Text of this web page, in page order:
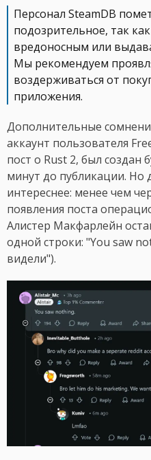
Персонал SteamDB
подозрительное, так
вредоносным или
Мы рекомендуем
воздерживаться от
приложения.
Дополнительные
аккаунт пользователя
пост о Rust 2, был создан
минут до публикации. Но
интереснее: менее чем
появления поста
Алистер Макфарлейн
одной строки: "You saw
видели").